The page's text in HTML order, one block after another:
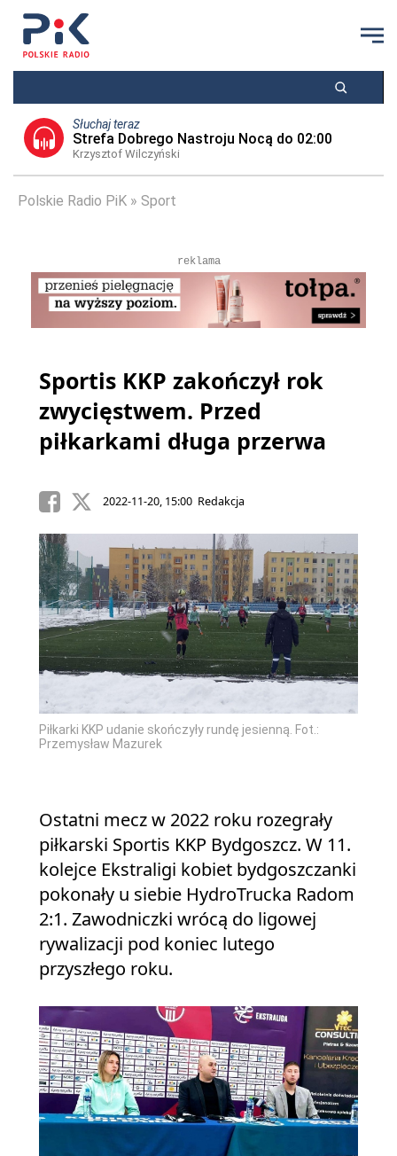
Słuchaj teraz
Strefa Dobrego Nastroju Nocą do 02:00
Krzysztof Wilczyński
Polskie Radio PiK Sport
reklama
Sportis KKP zakończył rok
zwycięstwem. Przed
piłkarkami długa przerwa
2022-11-20, 15:00 Redakcja
Piłkarki KKP udanie skończyły rundę jesienną. Fot.:
Przemysław Mazurek
Ostatni mecz w 2022 roku rozegrały
piłkarski Sportis KKP Bydgoszcz. W 11.
kolejce Ekstraligi kobiet bydgoszczanki
pokonały u siebie HydroTrucka Radom
2:1. Zawodniczki wrócą do ligowej
rywalizacji pod koniec lutego
przyszłego roku.